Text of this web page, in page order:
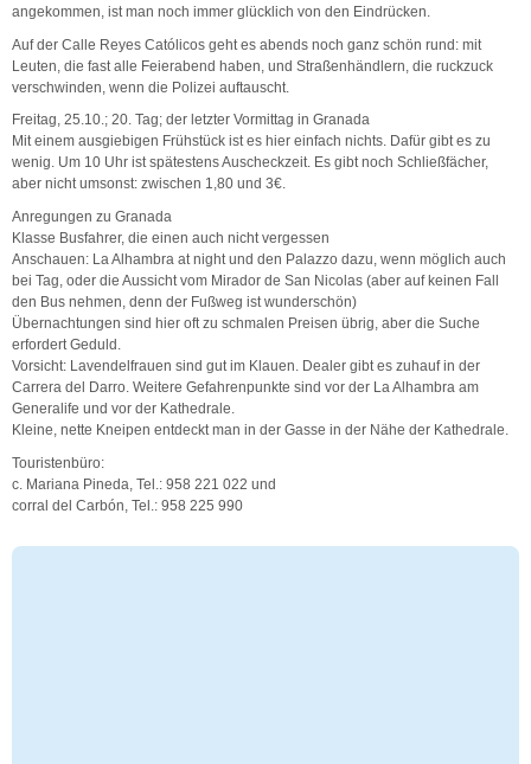
angekommen, ist man noch immer glücklich von den Eindrücken.
Auf der Calle Reyes Católicos geht es abends noch ganz schön rund: mit
Leuten, die fast alle Feierabend haben, und Straßenhändlern, die ruckzuck
verschwinden, wenn die Polizei auftauscht.
Freitag, 25.10.; 20. Tag; der letzter Vormittag in Granada
Mit einem ausgiebigen Frühstück ist es hier einfach nichts. Dafür gibt es zu
wenig. Um 10 Uhr ist spätestens Auscheckzeit. Es gibt noch Schließfächer,
aber nicht umsonst: zwischen 1,80 und 3€.
Anregungen zu Granada
Klasse Busfahrer, die einen auch nicht vergessen
Anschauen: La Alhambra at night und den Palazzo dazu, wenn möglich auch
bei Tag, oder die Aussicht vom Mirador de San Nicolas (aber auf keinen Fall
den Bus nehmen, denn der Fußweg ist wunderschön)
Übernachtungen sind hier oft zu schmalen Preisen übrig, aber die Suche
erfordert Geduld.
Vorsicht: Lavendelfrauen sind gut im Klauen. Dealer gibt es zuhauf in der
Carrera del Darro. Weitere Gefahrenpunkte sind vor der La Alhambra am
Generalife und vor der Kathedrale.
Kleine, nette Kneipen entdeckt man in der Gasse in der Nähe der Kathedrale.
Touristenbüro:
c. Mariana Pineda, Tel.: 958 221 022 und
corral del Carbón, Tel.: 958 225 990